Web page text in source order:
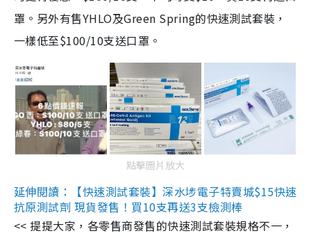
罩。另外有售YHLO及Green Spring的快速測試套裝，
一樣低至$100/10支送口罩。
點擊圖片放大
延伸閱讀：【快速測試套裝】深水埗電子特賣城$15快速
抗原測試劑 現貨發售！買10支再送3支檢測棒
<< 提提大家，各零售商發售的快速測試套裝規格不一，